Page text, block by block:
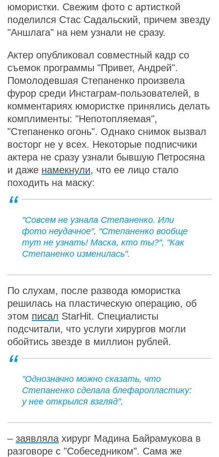
юмористки. Свежим фото с артисткой
поделился Стас Садальский, причем звезду
"Аншлага" на нем узнали не сразу.
Актер опубликовал совместный кадр со
съемок программы "Привет, Андрей".
Помолодевшая Степаненко произвела
фурор среди Инстаграм-пользователей, в
комментариях юмористке принялись делать
комплименты: "Непотопляемая",
"Степаненко огонь". Однако снимок вызвал
восторг не у всех. Некоторые подписчики
актера не сразу узнали бывшую Петросяна
и даже намекнули, что ее лицо стало
походить на маску:
"Совсем не узнала Степаненко. Или
фото неудачное", "Степаненко вообще
тут не узнать! Маска, кто ты?", "Как
Степаненко изменилась".
По слухам, после развода юмористка
решилась на пластическую операцию, об
этом писал StarHit. Специалисты
подсчитали, что услуги хирургов могли
обойтись звезде в миллион рублей.
"Однозначно можно сказать, что
Степаненко сделала блефаропластику:
у нее открылся взгляд",
– заявляла хирург Мадина Байрамукова в
разговоре с "Собеседником". Сама же